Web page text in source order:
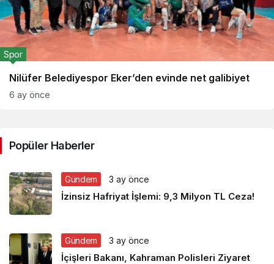
Nilüfer Belediyespor Eker’den evinde net galibiyet
Spor
6 ay önce
Popüler Haberler
Gündem 3 ay önce
İzinsiz Hafriyat İşlemi: 9,3 Milyon TL Ceza!
Gündem 3 ay önce
İçişleri Bakanı, Kahraman Polisleri Ziyaret